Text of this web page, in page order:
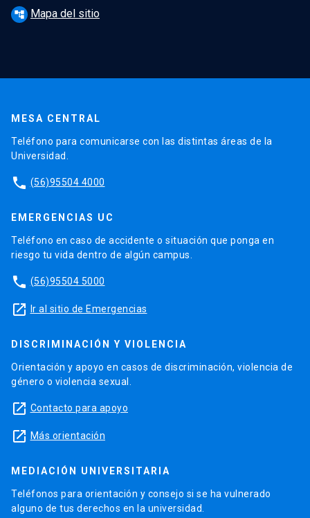
account_tree Mapa del sitio
MESA CENTRAL
Teléfono para comunicarse con las distintas áreas de la
Universidad.
phone (56)95504 4000
EMERGENCIAS UC
Teléfono en caso de accidente o situación que ponga en
riesgo tu vida dentro de algún campus.
phone (56)95504 5000
launch Ir al sitio de Emergencias
DISCRIMINACIÓN Y VIOLENCIA
Orientación y apoyo en casos de discriminación, violencia de
género o violencia sexual.
launch Contacto para apoyo
launch Más orientación
MEDIACIÓN UNIVERSITARIA
Teléfonos para orientación y consejo si se ha vulnerado
alguno de tus derechos en la universidad.